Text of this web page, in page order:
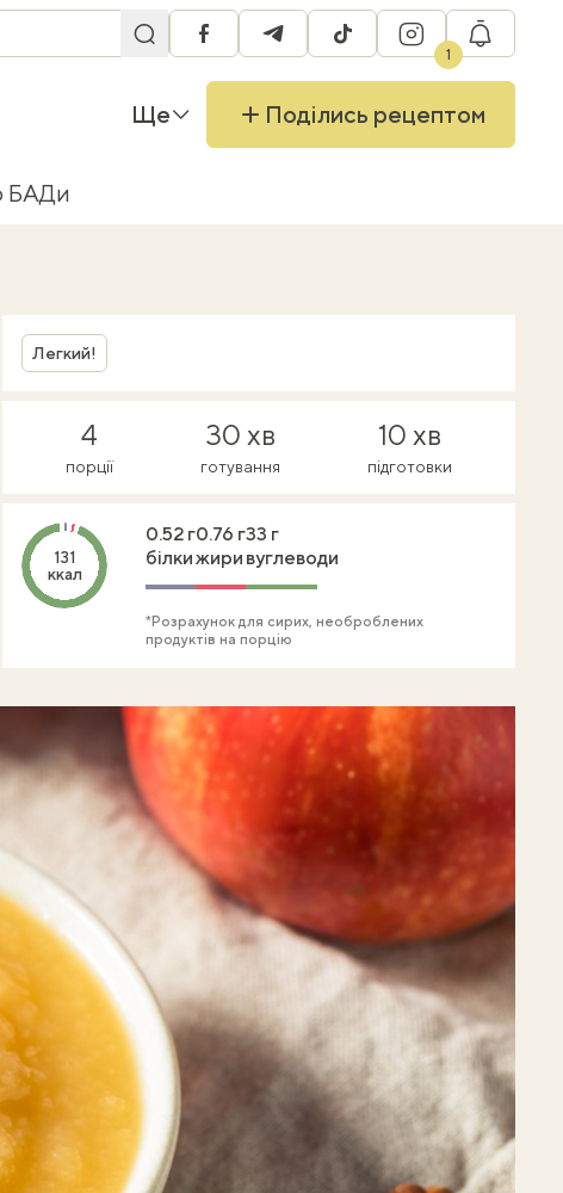
facebooktelegramtiktok instagram
1
Ще Поділись рецептом
БАДи
Легкий!
4
порції
30 хв
готування
10 хв
підготовки
131
ккал
0.52 г
білки
0.76 г
жири
33 г
вуглеводи
*Розрахунок для сирих, необроблених
продуктів на порцію